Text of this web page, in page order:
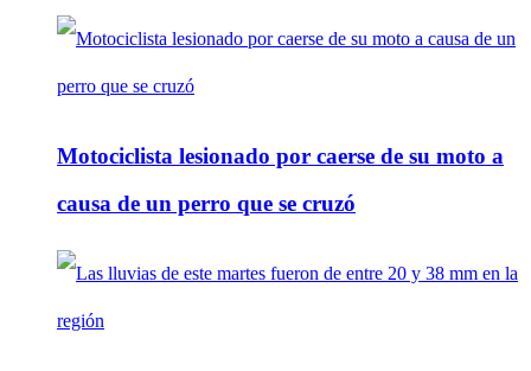
Motociclista lesionado por caerse de su moto a
causa de un perro que se cruzó